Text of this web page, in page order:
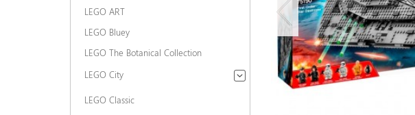
LEGO ART
LEGO Bluey
LEGO The Botanical Collection
LEGO City
LEGO Classic